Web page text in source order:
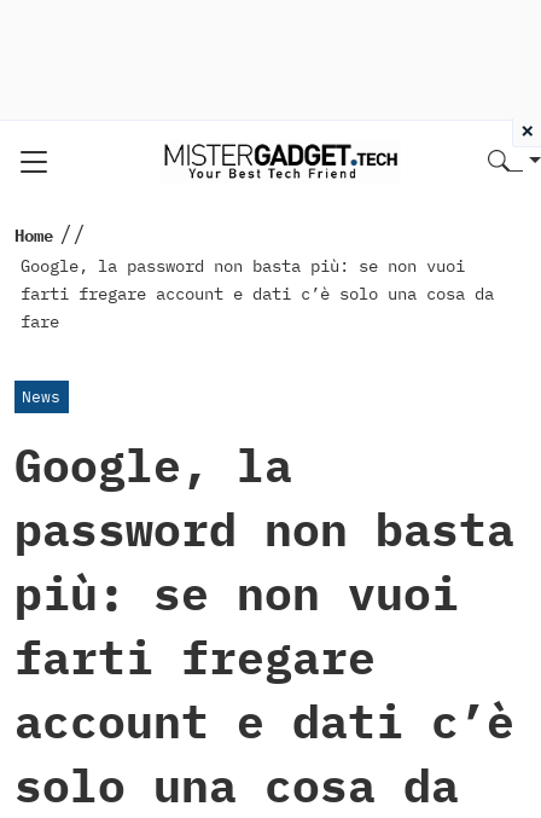
Home //
Google, la password non basta più: se non vuoi
farti fregare account e dati c’è solo una cosa da
fare
News
Google, la
password non basta
più: se non vuoi
farti fregare
account e dati c’è
solo una cosa da
×